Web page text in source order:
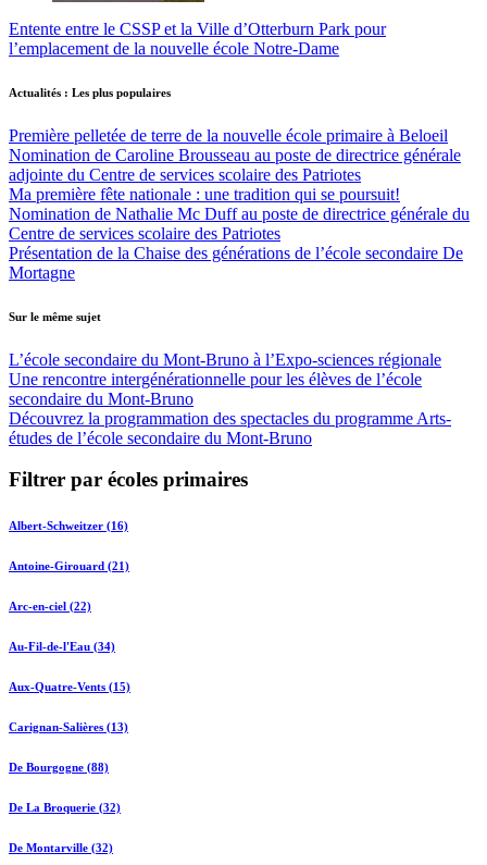
Entente entre le CSSP et la Ville d’Otterburn Park pour
l’emplacement de la nouvelle école Notre-Dame
Actualités : Les plus populaires
Première pelletée de terre de la nouvelle école primaire à Beloeil
Nomination de Caroline Brousseau au poste de directrice générale
adjointe du Centre de services scolaire des Patriotes
Ma première fête nationale : une tradition qui se poursuit!
Nomination de Nathalie Mc Duff au poste de directrice générale du
Centre de services scolaire des Patriotes
Présentation de la Chaise des générations de l’école secondaire De
Mortagne
Sur le même sujet
L’école secondaire du Mont-Bruno à l’Expo-sciences régionale
Une rencontre intergénérationnelle pour les élèves de l’école
secondaire du Mont-Bruno
Découvrez la programmation des spectacles du programme Arts-
études de l’école secondaire du Mont-Bruno
Filtrer par écoles primaires
Albert-Schweitzer (16)
Antoine-Girouard (21)
Arc-en-ciel (22)
Au-Fil-de-l'Eau (34)
Aux-Quatre-Vents (15)
Carignan-Salières (13)
De Bourgogne (88)
De La Broquerie (32)
De Montarville (32)